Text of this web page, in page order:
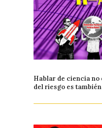
Hablar de ciencia no
del riesgo es